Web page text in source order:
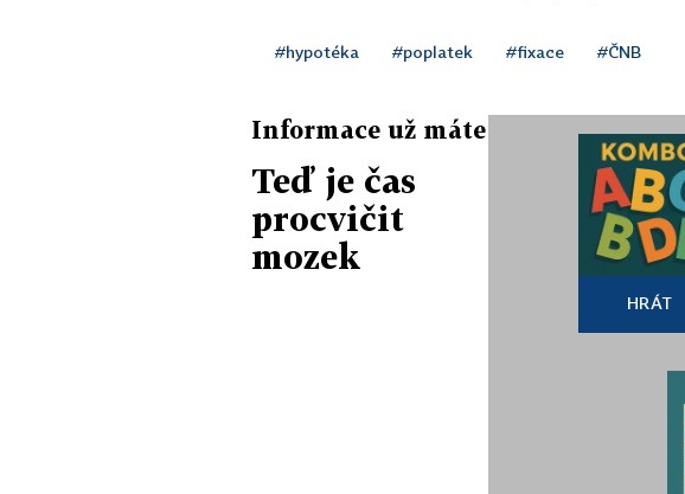
#hypotéka #poplatek #fixace #ČNB
Informace už máte
Teď je čas
procvičit
mozek
HRÁT